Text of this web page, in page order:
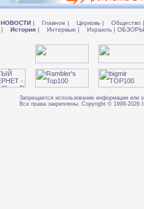
НОВОСТИ | Главное | Церковь | Общество |
| История | Интервью | Израиль |
Запрещается использование информации или
Все права закреплены. Copyright © 1999-